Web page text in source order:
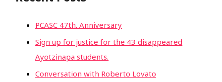
PCASC 47th. Anniversary
Sign up for justice for the 43 disappeared
Ayotzinapa students.
Conversation with Roberto Lovato